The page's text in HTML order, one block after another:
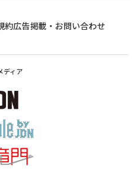
約広告掲載・お問い合わせ
ディア